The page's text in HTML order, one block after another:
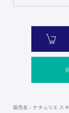
販売名：ナチュリエ ス